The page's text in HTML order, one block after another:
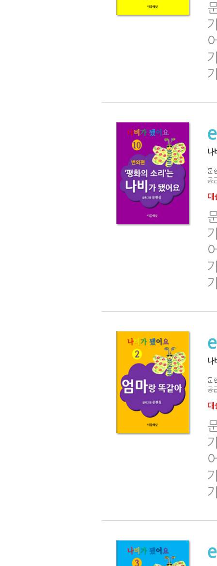
나
문
공
대
나
문
공
대